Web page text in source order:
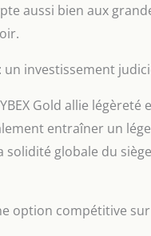
aussi bien aux
investissement
Gold allie
entraîner un
globale du
option compétitive